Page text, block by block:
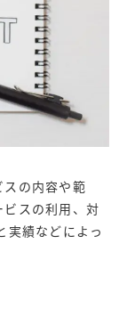
の内容や範
スの利用、対
実績などによっ